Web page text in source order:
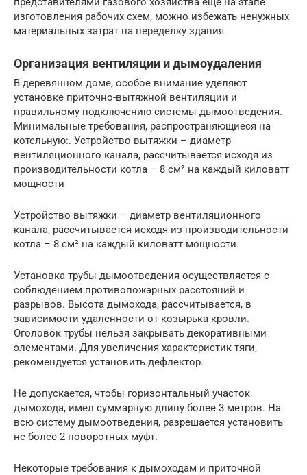
изготовления рабочих схем, можно избежать ненужных
материальных затрат на переделку здания.
Организация вентиляции и дымоудаления
В деревянном доме, особое внимание уделяют
установке приточно-вытяжной вентиляции и
правильному подключению системы дымоотведения.
Минимальные требования, распространяющиеся на
котельную:. Устройство вытяжки – диаметр
вентиляционного канала, рассчитывается исходя из
производительности котла – 8 см² на каждый киловатт
мощности
Устройство вытяжки – диаметр вентиляционного
канала, рассчитывается исходя из производительности
котла – 8 см² на каждый киловатт мощности.
Установка трубы дымоотведения осуществляется с
соблюдением противопожарных расстояний и
разрывов. Высота дымохода, рассчитывается, в
зависимости удаленности от козырька кровли.
Оголовок трубы нельзя закрывать декоративными
элементами. Для увеличения характеристик тяги,
рекомендуется установить дефлектор.
Не допускается, чтобы горизонтальный участок
дымохода, имел суммарную длину более 3 метров. На
всю систему дымоотведения, разрешается установить
не более 2 поворотных муфт.
Некоторые требования к дымоходам и приточной